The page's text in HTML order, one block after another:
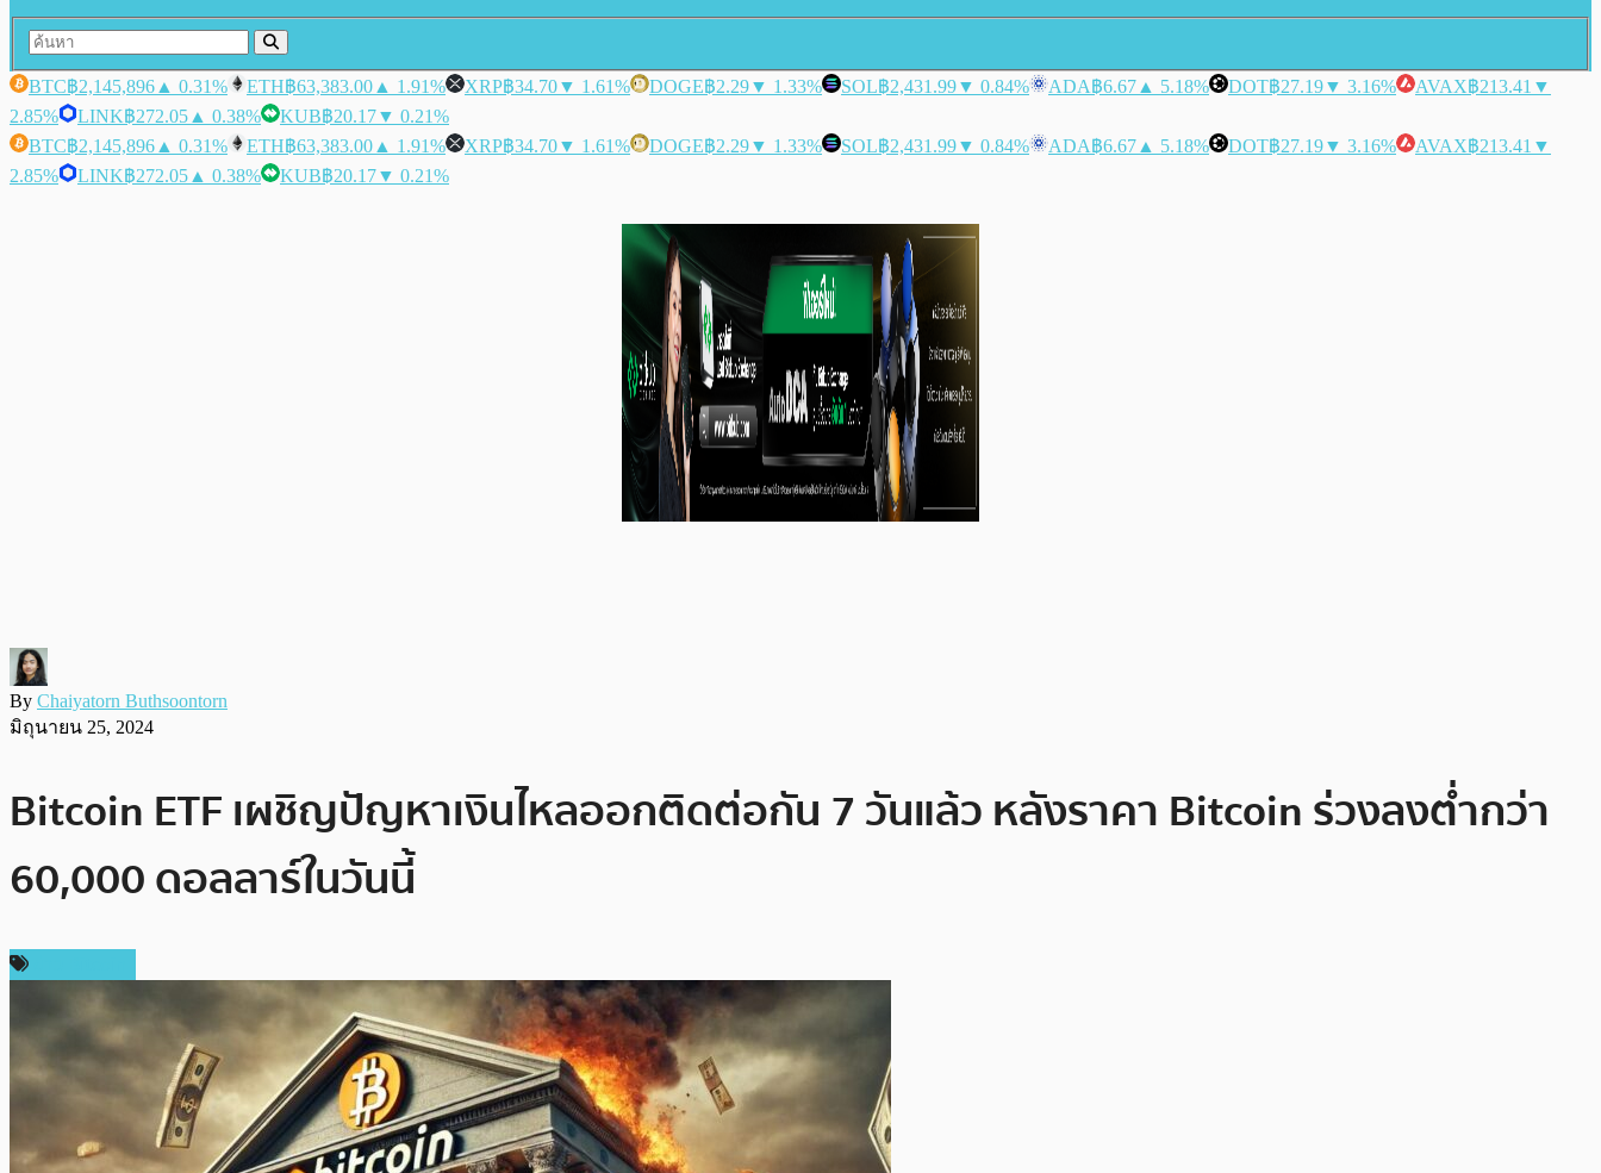
BTC฿2,145,896 ▲ 0.31% ETH฿63,383.00 ▲ 1.91% XRP฿34.70▼ 1.61% DOGE฿2.29▼ 1.33% SOL฿2,431.99▼ 0.84% ADA฿6.67 ▲ 5.18% DOT฿27.19▼ 3.16% AVAX฿213.41 ▼
2.85%
LINK฿272.05 ▲ 0.38% KUB฿20.17▼ 0.21%
BTC฿2,145,896 ▲ 0.31% ETH฿63,383.00 ▲ 1.91% XRP฿34.70▼ 1.61% DOGE฿2.29▼ 1.33% SOL฿2,431.99▼ 0.84% ADA฿6.67 ▲ 5.18% DOT฿27.19▼ 3.16% AVAX฿213.41 ▼
2.85%
LINK฿272.05 ▲ 0.38% KUB฿20.17▼ 0.21%
By Chaiyatorn Buthsoontorn
มิถุนายน 25, 2024
Bitcoin ETF เผชิญปัญหาเงินไหลออกติดต่อกัน 7 วันแล้ว หลังราคา Bitcoin ร่วงลงต่ำกว่า
60,000 ดอลลาร์ในวันนี้